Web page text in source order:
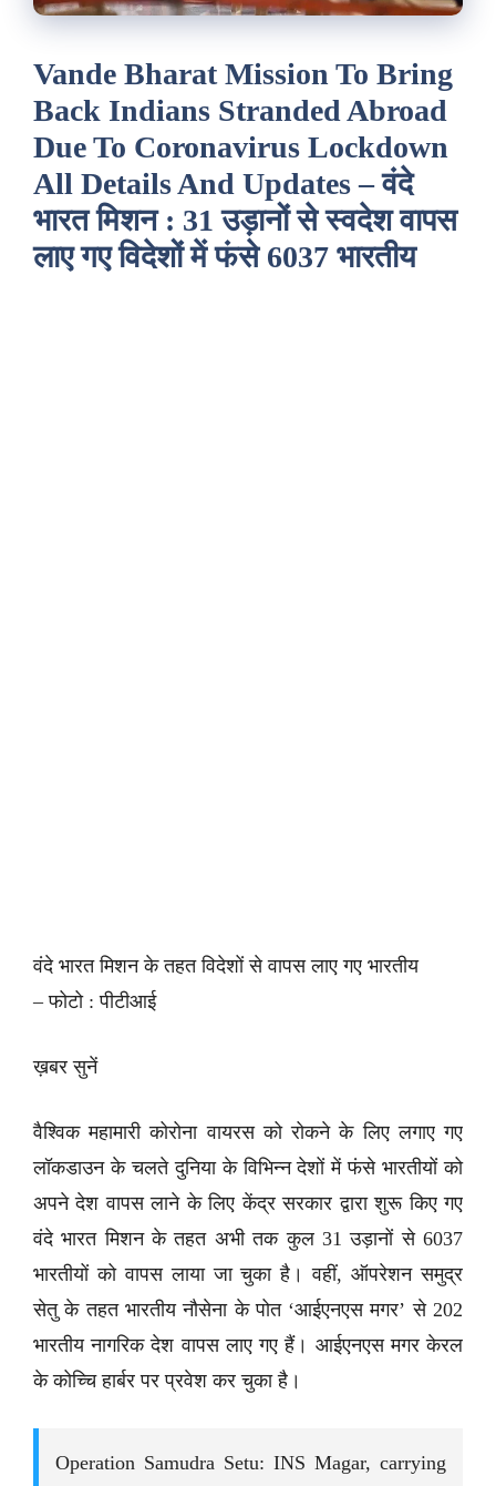
Vande Bharat Mission To Bring
Back Indians Stranded Abroad
Due To Coronavirus Lockdown
All Details And Updates – वंदे
भारत मिशन : 31 उड़ानों से स्वदेश वापस
लाए गए विदेशों में फंसे 6037 भारतीय
वंदे भारत मिशन के तहत विदेशों से वापस लाए गए भारतीय
– फोटो : पीटीआई
ख़बर सुनें
वैश्विक महामारी कोरोना वायरस को रोकने के लिए लगाए गए
लॉकडाउन के चलते दुनिया के विभिन्न देशों में फंसे भारतीयों को
अपने देश वापस लाने के लिए केंद्र सरकार द्वारा शुरू किए गए
वंदे भारत मिशन के तहत अभी तक कुल 31 उड़ानों से 6037
भारतीयों को वापस लाया जा चुका है। वहीं, ऑपरेशन समुद्र
सेतु के तहत भारतीय नौसेना के पोत ‘आईएनएस मगर’ से 202
भारतीय नागरिक देश वापस लाए गए हैं। आईएनएस मगर केरल
के कोच्चि हार्बर पर प्रवेश कर चुका है।
Operation Samudra Setu: INS Magar, carrying